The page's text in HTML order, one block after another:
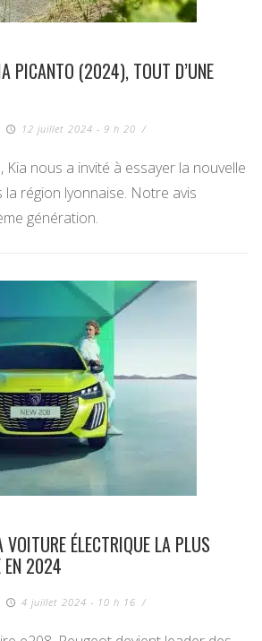
PICANTO (2024), TOUT D’UNE
12 juillet 2024 - 9 h 20 /
Kia nous a invité à essayer la nouvelle
la région lyonnaise. Notre avis
génération.
ÉLECTRIQUE LA PLUS
EN 2024
4 juillet 2024 - 10 h 16 /